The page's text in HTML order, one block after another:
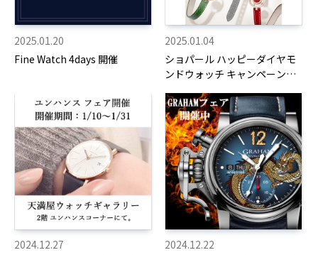
2025.01.20
Fine Watch 4days 開催
2025.01.04
ショパール ハッピーダイヤモ
ンドウォッチ キャンペーン～
2024.12.27
2024.12.22